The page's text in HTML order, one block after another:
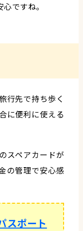
ですね。
行先で持ち歩く
に便利に使える
スペアカードが
の管理で安心感
スポート